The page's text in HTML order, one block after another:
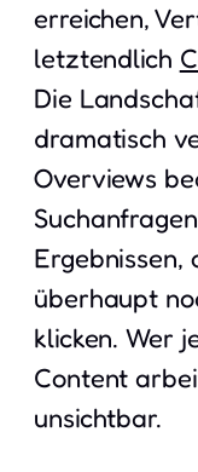
erreichen,
letztendlich
Die
dramatisch
Overviews
Ergebnissen,
überhaupt
klicken. Wer
Content
unsichtbar.